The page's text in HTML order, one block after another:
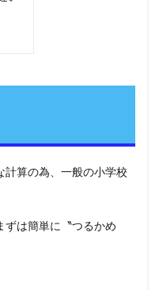
計算の為、一般の小学校
ずは簡単に〝つるかめ